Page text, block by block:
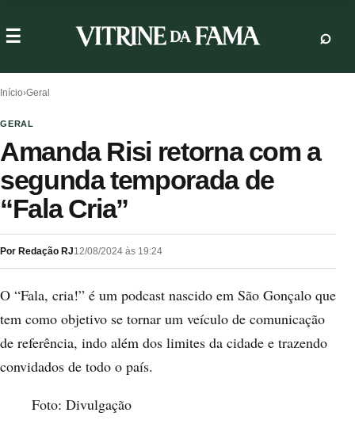
Início›Geral
GERAL
Amanda Risi retorna com a
segunda temporada de
“Fala Cria”
Por Redação RJ12/08/2024 às 19:24
O “Fala, cria!” é um podcast nascido em São Gonçalo que
tem como objetivo se tornar um veículo de comunicação
de referência, indo além dos limites da cidade e trazendo
convidados de todo o país.
Foto: Divulgação